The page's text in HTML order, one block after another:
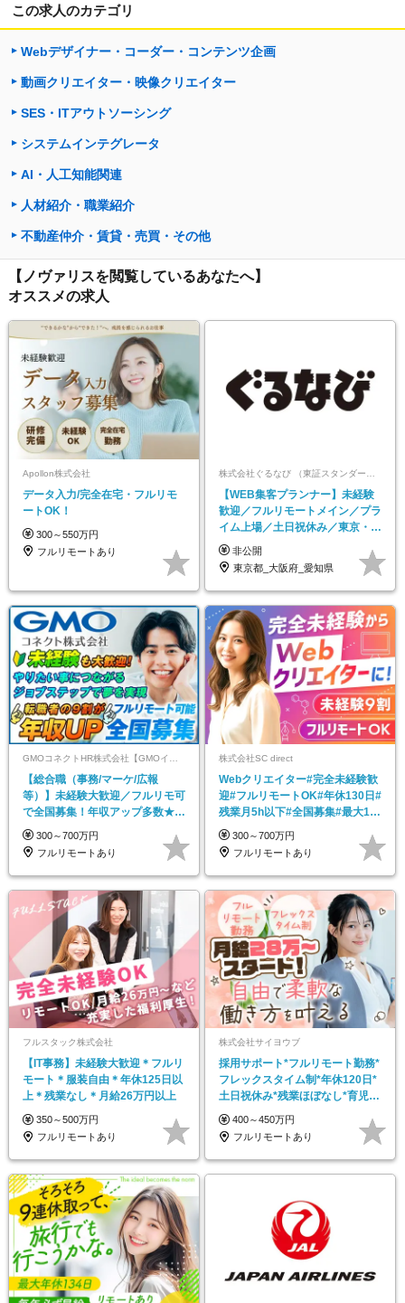
この求人のカテゴリ
Webデザイナー・コーダー・コンテンツ企画
動画クリエイター・映像クリエイター
SES・ITアウトソーシング
システムインテグレータ
AI・人工知能関連
人材紹介・職業紹介
不動産仲介・賃貸・売買・その他
【ノヴァリスを閲覧しているあなたへ】
オススメの求人
Apollon株式会社
データ入力/完全在宅・フルリモ
ートOK！
300～550万円
フルリモートあり
【WEB集客プランナー】未経験
歓迎／フルリモートメイン／プラ
イム上場／土日祝休み／東京・大
阪・名古屋
非公開
東京都_大阪府_愛知県
【総合職（事務/マーケ/広報
等）】未経験大歓迎／フルリモ可
で全国募集！年収アップ多数★年
休最大130日★
300～700万円
フルリモートあり
株式会社SC direct
Webクリエイター#完全未経験歓
迎#フルリモートOK#年休130日#
残業月5h以下#全国募集#最大1年
の研修
300～700万円
フルリモートあり
フルスタック株式会社
【IT事務】未経験大歓迎＊フルリ
モート＊服装自由＊年休125日以
上＊残業なし＊月給26万円以上
350～500万円
フルリモートあり
株式会社サイヨウブ
採用サポート*フルリモート勤務*
フレックスタイム制*年休120日*
土日祝休み*残業ほぼなし*育児中
社員8割以上
400～450万円
フルリモートあり